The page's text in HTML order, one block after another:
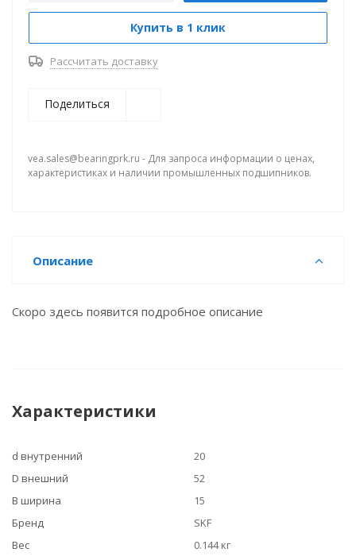
Купить в 1 клик
Рассчитать доставку
Поделиться
vea.sales@bearingprk.ru - Для запроса информации о ценах,
характеристиках и наличии промышленных подшипников.
Описание
Скоро здесь появится подробное описание
Характеристики
d внутренний
20
D внешний
52
B ширина
15
Бренд
SKF
Вес
0.144 кг